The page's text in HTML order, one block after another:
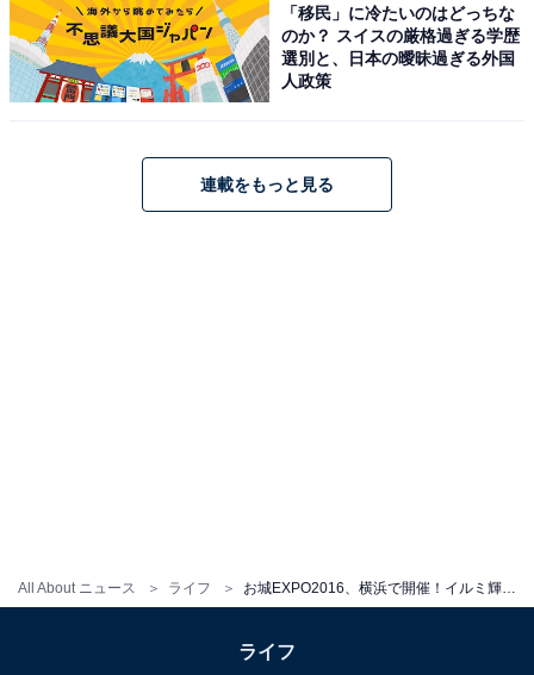
All About ニュース ライフ
さらには、ここでしか受験できない、城郭検定の特別版
望する方は、『お城EXPO検定』ページより申し込みが
必要となる。（入城料＋受験料一般5500円、中学生以下
期間：2016年12月23日（金・祝）～12月25日（日）10
会場：パシフィコ横浜 会議センター
「移民」に冷たいのはどっちな
のか？ スイスの厳格過ぎる学歴
選別と、日本の曖昧過ぎる外国
人政策
連載をもっと見る
ライフ